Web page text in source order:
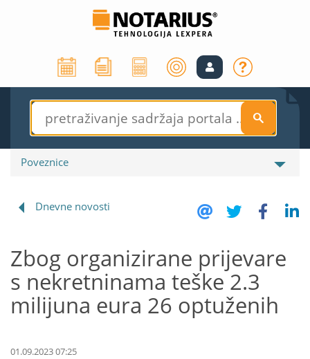
S
Poveznice
Dnevne novosti
Zbog organizirane prijevare
s nekretninama teške 2.3
milijuna eura 26 optuženih
01.09.2023 07:25